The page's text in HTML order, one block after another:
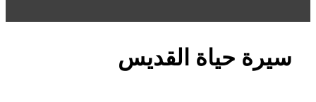
سيرة حياة القديس